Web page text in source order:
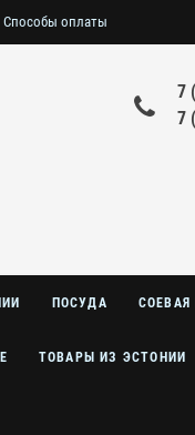
Способы оплаты
7
7
ПОСУДА СОЕВАЯ
ТОВАРЫ ИЗ ЭСТОНИИ